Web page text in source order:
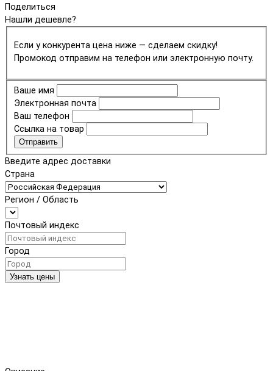
Поделиться
Нашли дешевле?
Если у конкурента цена ниже — сделаем скидку!
Промокод отправим на телефон или электронную почту.
Ваше имя
Электронная почта
Ваш телефон
Ссылка на товар
Отправить
Введите адрес доставки
Страна
Регион / Область
Почтовый индекс
Город
Узнать цены